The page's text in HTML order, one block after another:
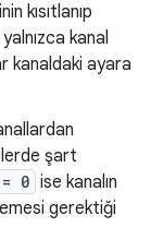
kısıtlanıp
kanal
kanaldaki ayara
şart
= 0 ise kanalın
gerektiği